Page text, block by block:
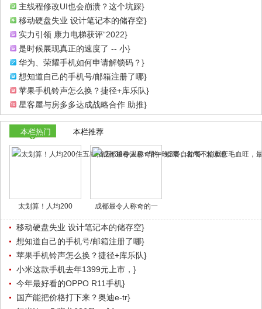
主线程修改UI也会崩溃？这个坑踩}
移动硬盘失业 设计笔记本的储存空}
实力引领 康力电梯获评“2022}
是时候展现真正的速度了 -- 小}
华为、荣耀手机如何申请解锁码？}
想知道自己的手机号/邮箱注册了哪}
苹果手机铃声怎么换？捷径+库乐队}
星客屋与房多多达成战略合作 助推}
本栏热门 本栏推荐
太划算！人均200 成都最令人称奇的一
移动硬盘失业 设计笔记本的储存空}
想知道自己的手机号/邮箱注册了哪}
苹果手机铃声怎么换？捷径+库乐队}
小米这款手机去年1399元上市，}
今年最好看的OPPO R11手机}
国产能把价格打下来？奥迪e-tr}